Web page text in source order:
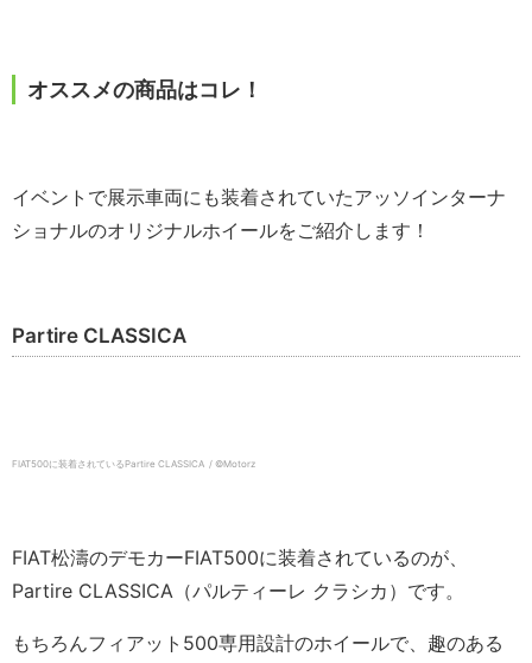
オススメの商品はコレ！
イベントで展示車両にも装着されていたアッソインターナ
ショナルのオリジナルホイールをご紹介します！
Partire CLASSICA
FIAT500に装着されているPartire CLASSICA / ©️Motorz
FIAT松濤のデモカーFIAT500に装着されているのが、
Partire CLASSICA（パルティーレ クラシカ）です。
もちろんフィアット500専用設計のホイールで、趣のある